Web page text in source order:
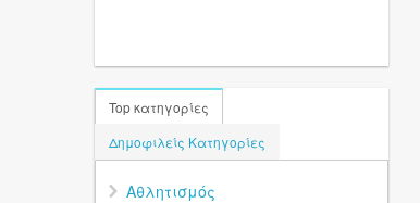
Top κατηγορίες
Δημοφιλείς Κατηγορίες
Αθλητισμός